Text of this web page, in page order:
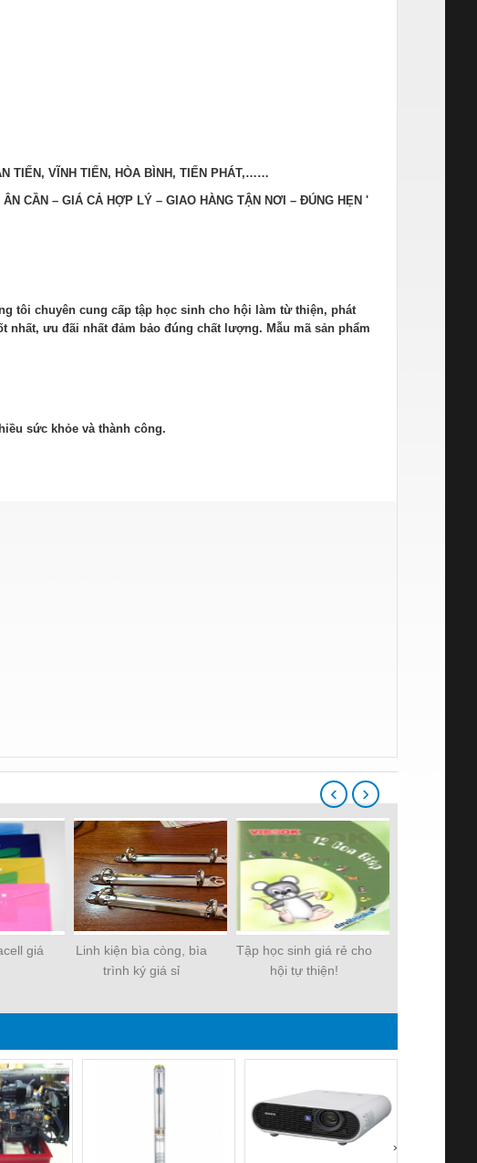
TIẾN, VĨNH TIẾN, HÒA BÌNH, TIẾN PHÁT,……
CẦN – GIÁ CẢ HỢP LÝ – GIAO HÀNG TẬN NƠI – ĐÚNG HẸN '
tôi chuyên cung cấp tập học sinh cho hội làm từ thiện, phát
ưu đãi nhất đảm bảo đúng chất lượng. Mẫu mã sản phẩm
sức khỏe và thành công.
giá
Linh kiện bìa còng, bìa
trình ký giá sỉ
Tập học sinh giá rẻ cho
hội tự thiện!
‹ ›
›